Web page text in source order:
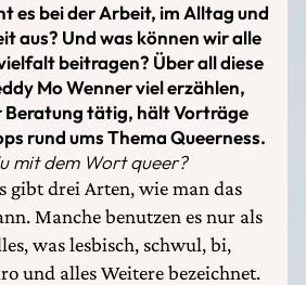
es bei der Arbeit, im Alltag und
aus? Und was können wir alle
beitragen? Über all diese
Mo Wenner viel erzählen,
Beratung tätig, hält Vorträge
rund ums Thema Queerness.
mit dem Wort queer?
gibt drei Arten, wie man das
Manche benutzen es nur als
was lesbisch, schwul, bi,
und alles Weitere bezeichnet.